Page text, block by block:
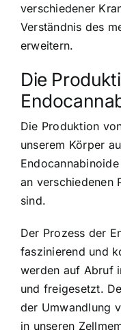
verschiedener
Verständnis des
erweitern.
Die
Die Produktion
unserem Körper
an verschiedenen
sind.
Der Prozess der
faszinierend und
werden auf Abruf
und freigesetzt.
der Umwandlung
in unseren